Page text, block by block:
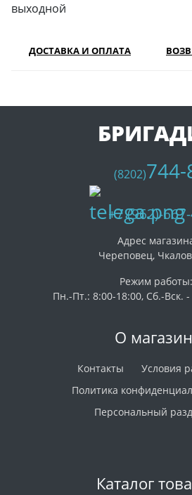
выходной
ДОСТАВКА И ОПЛАТА
О
Контакты
Условия
Политика
Персональный
Каталог
(8202)
+7 (962)-
Адрес
Череповец,
Режим работы:
Пн.-Пт.: 8:00-18:00, Сб.-Вск.